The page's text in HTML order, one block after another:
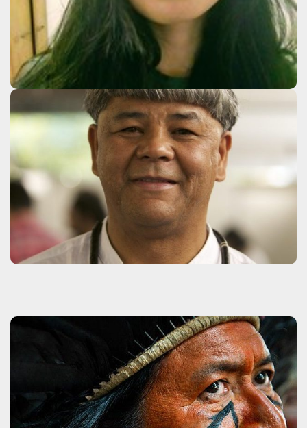
Clique aqui
Kaká Werá Jekupé
Clique aqui
Kamuu Dan Wapichana